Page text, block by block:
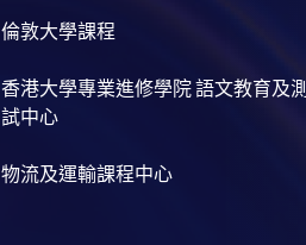
倫敦大學課程
香港大學專業進修學院 語文教育及測
試中心
物流及運輸課程中心